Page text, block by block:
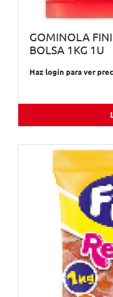
GOMINOLA
BOLSA 1KG 1U
Haz login para ver